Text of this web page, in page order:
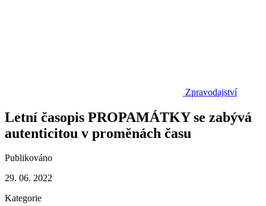
Zpravodajství
Letní časopis PROPAMÁTKY se zabývá
autenticitou v proměnách času
Publikováno
29. 06. 2022
Kategorie